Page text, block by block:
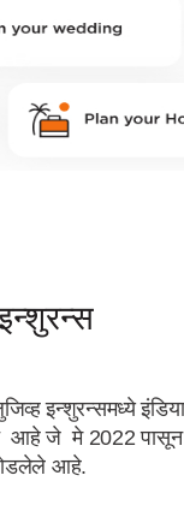
इन्शुरन्समध्ये
जे मे 2022 पासून
आहे.